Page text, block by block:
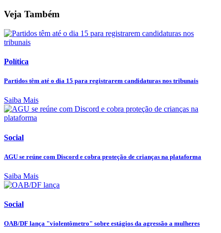
Veja Também
Política
Partidos têm até o dia 15 para registrarem candidaturas nos tribunais
Saiba Mais
Social
AGU se reúne com Discord e cobra proteção de crianças na plataforma
Saiba Mais
Social
OAB/DF lança "violentômetro" sobre estágios da agressão a mulheres